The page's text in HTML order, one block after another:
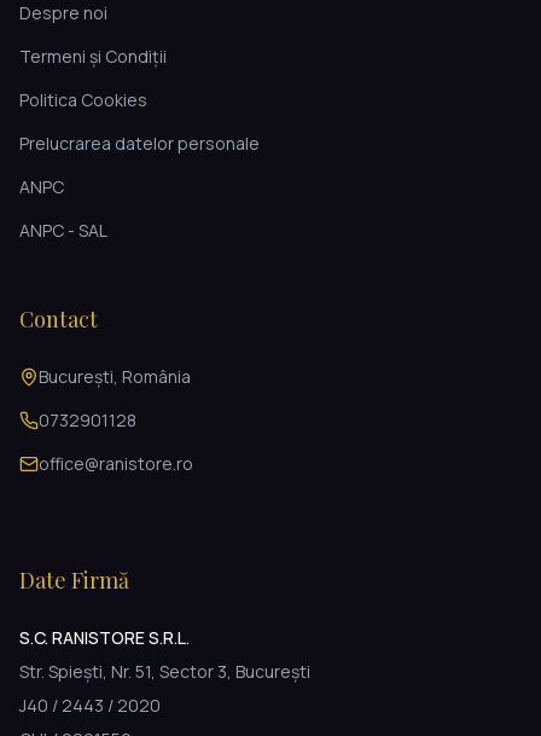
Despre noi
Termeni și Condiții
Politica Cookies
Prelucrarea datelor personale
ANPC
ANPC - SAL
Contact
București, România
0732901128
office@ranistore.ro
Date Firmă
S.C. RANISTORE S.R.L.
Str. Spiești, Nr. 51, Sector 3, București
J40 / 2443 / 2020